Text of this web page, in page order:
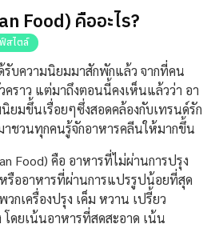
Food) คืออะไร?
สไตล์
วามนิยมมาสักพักแล้ว จากที่คน
ราว แต่มาถึงตอนนี้คงเห็นแล้วว่า อา
ยมขึ้นเรื่อยๆซึ่งสอดคล้องกับเทรนด์รัก
ชวนทุกคนรู้จักอาหารคลีนให้มากขึ้น
Food) คือ อาหารที่ไม่ผ่านการปรุง
รืออาหารที่ผ่านการแปรรูปน้อยที่สุด
วกเครื่องปรุง เค็ม หวาน เปรี้ยว
ดยเน้นอาหารที่สดสะอาด เน้น